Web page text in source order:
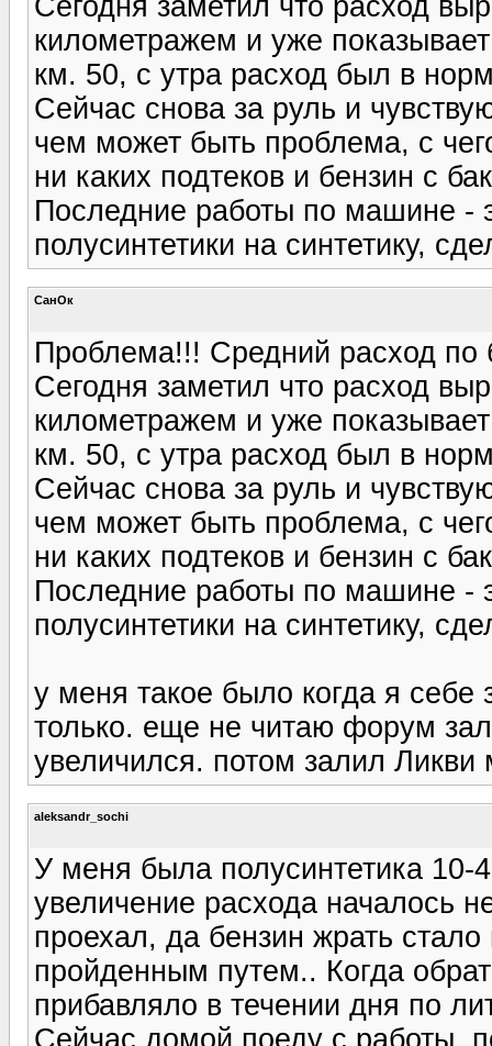
Сегодня заметил что расход
километражем и уже
км. 50, с утра расход был в
Сейчас снова за руль и
чем может быть проблема, с
ни каких подтеков и бензин с
Последние работы по машине -
полусинтетики на синтетику,
СанОк
Проблема!!! Средний расход по
Сегодня заметил что расход
километражем и уже
км. 50, с утра расход был в
Сейчас снова за руль и
чем может быть проблема, с
ни каких подтеков и бензин с
Последние работы по машине -
полусинтетики на синтетику,
у меня такое было когда я
только. еще не читаю форум
увеличился. потом залил
aleksandr_sochi
У меня была полусинтетика 10-
увеличение расхода началось
проехал, да бензин жрать
пройденным путем.. Когда
прибавляло в течении дня по